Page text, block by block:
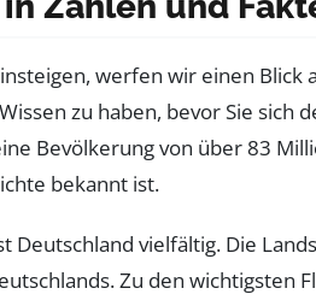
werfen wir einen
zu haben, bevor Sie
Bevölkerung von über 83
bekannt ist.
Deutschland vielfältig. Die
Zu den wichtigsten